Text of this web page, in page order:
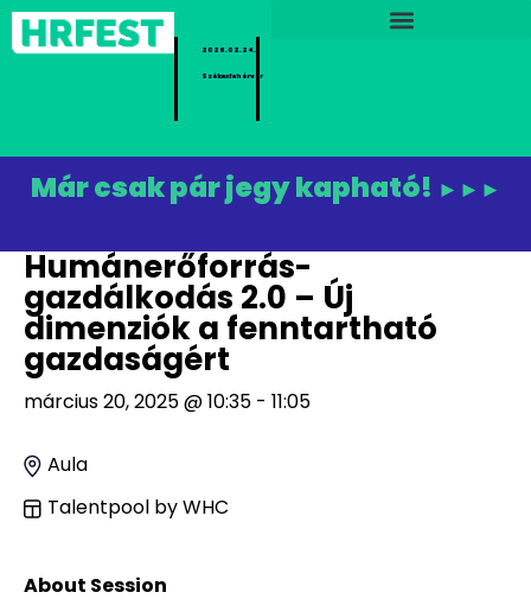
2026.02.24.
Székesfehérvár
Már csak pár jegy kapható! ►►►
Humánerőforrás-
gazdálkodás 2.0 – Új
dimenziók a fenntartható
gazdaságért
március 20, 2025 @ 10:35 - 11:05
Aula
Talentpool by WHC
About Session